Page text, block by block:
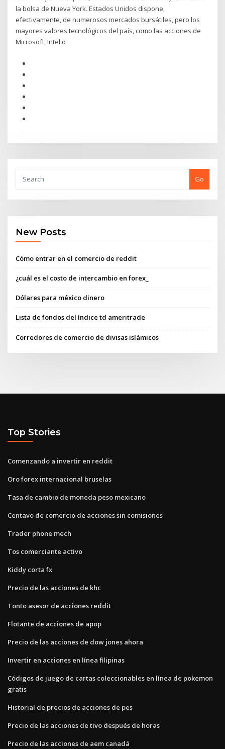
la bolsa de Nueva York. Estados Unidos dispone,
efectivamente, de numerosos mercados bursátiles, pero los
mayores valores tecnológicos del país, como las acciones de
Microsoft, Intel o
Go
New Posts
Cómo entrar en el comercio de reddit
¿cuál es el costo de intercambio en forex_
Dólares para méxico dinero
Lista de fondos del índice td ameritrade
Corredores de comercio de divisas islámicos
Top Stories
Comenzando a invertir en reddit
Oro forex internacional bruselas
Tasa de cambio de moneda peso mexicano
Centavo de comercio de acciones sin comisiones
Trader phone mech
Tos comerciante activo
Kiddy corta fx
Precio de las acciones de khc
Tonto asesor de acciones reddit
Flotante de acciones de apop
Precio de las acciones de dow jones ahora
Invertir en acciones en línea filipinas
Códigos de juego de cartas coleccionables en línea de pokemon
gratis
Historial de precios de acciones de pes
Precio de las acciones de tivo después de horas
Precio de las acciones de aem canadá